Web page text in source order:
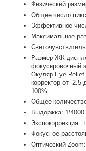
Физический
Общее число
Эффективное
Максимальное
Размер ЖК-
фокусировочный
Окуляр Eye Relief
корректор от -2.5
100%
Общее
Выдержка: 1/4000
Экспокоррекция:
Фокусное
Оптический Zoom: